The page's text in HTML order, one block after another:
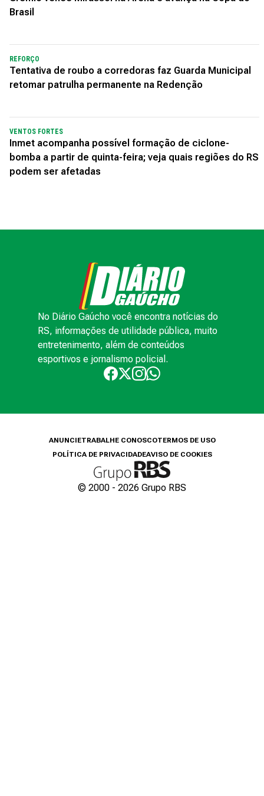
Brasil
REFORÇO
Tentativa de roubo a corredoras faz Guarda Municipal
retomar patrulha permanente na Redenção
VENTOS FORTES
Inmet acompanha possível formação de ciclone-
bomba a partir de quinta-feira; veja quais regiões do RS
podem ser afetadas
No Diário Gaúcho você encontra notícias do
RS, informações de utilidade pública, muito
entretenimento, além de conteúdos
esportivos e jornalismo policial.
ANUNCIETRABALHE CONOSCOTERMOS DE USO
POLÍTICA DE PRIVACIDADEAVISO DE COOKIES
© 2000 - 2026 Grupo RBS